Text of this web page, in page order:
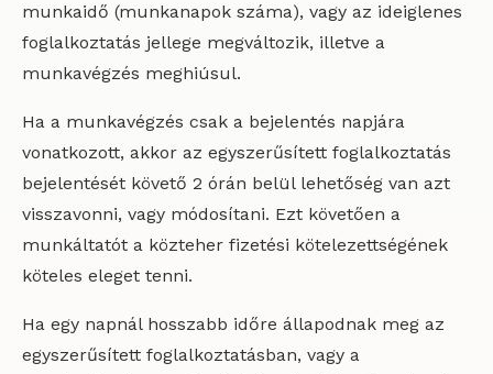
munkaidő (munkanapok száma), vagy az ideiglenes
foglalkoztatás jellege megváltozik, illetve a
munkavégzés meghiúsul.
Ha a munkavégzés csak a bejelentés napjára
vonatkozott, akkor az egyszerűsített foglalkoztatás
bejelentését követő 2 órán belül lehetőség van azt
visszavonni, vagy módosítani. Ezt követően a
munkáltatót a közteher fizetési kötelezettségének
köteles eleget tenni.
Ha egy napnál hosszabb időre állapodnak meg az
egyszerűsített foglalkoztatásban, vagy a